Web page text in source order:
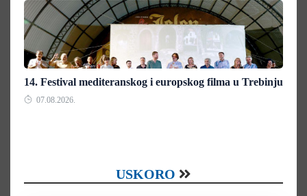
14. Festival mediteranskog i europskog filma u Trebinju
07.08.2026.
USKORO